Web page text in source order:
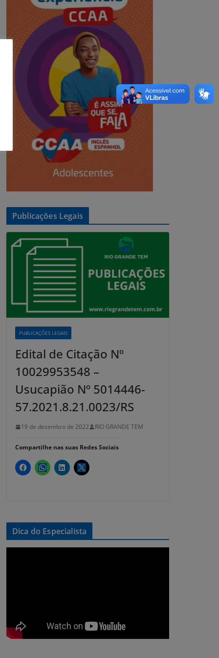
Publicações Legais
PUBLICAÇÕES LEGAIS
Edital de Citação Nº
10029953548 –
Usucapião Nº 5014446-
57.2021.8.21.0023/RS
19 de dezembro de 2022 RIO GRANDE TEM
Compartilhe nas suas Redes Sociais
Dica do Especialista